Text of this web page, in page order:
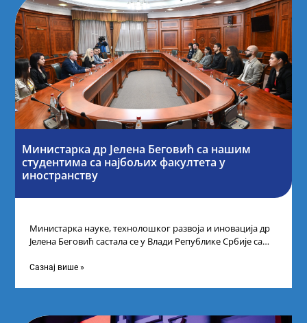
Министарка др Јелена Беговић са нашим
студентима са најбољих факултета у
иностранству
Министарка науке, технолошког развоја и иновација др
Јелена Беговић састала се у Влади Републике Србије са
Сазнај више »